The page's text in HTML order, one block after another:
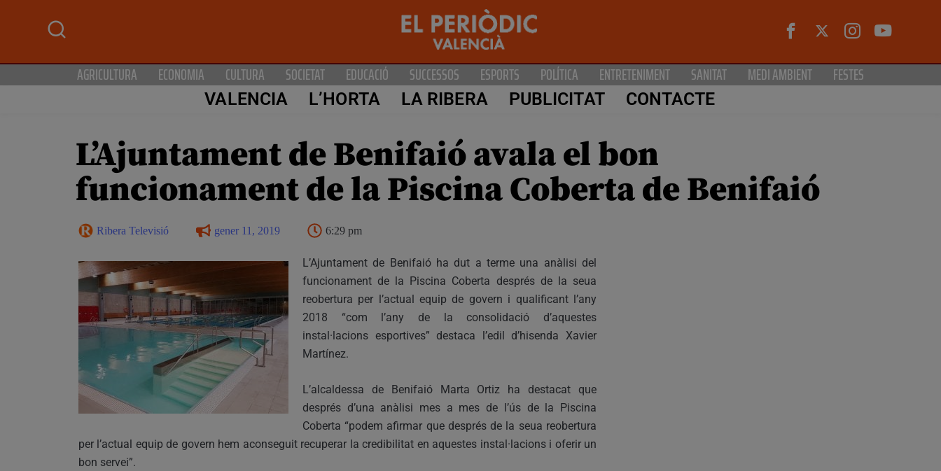
AGRICULTURA ECONOMIA CULTURA SOCIETAT EDUCACIÓ SUCCESSOS ESPORTS POLÍTICA ENTRETENIMENT SANITAT MEDI AMBIENT FESTES
VALENCIA L’HORTA LA RIBERA PUBLICITAT CONTACTE
L’Ajuntament de Benifaió avala el bon
funcionament de la Piscina Coberta de Benifaió
Ribera Televisió gener 11, 2019 6:29 pm
L’Ajuntament de Benifaió ha dut a terme una anàlisi del
funcionament de la Piscina Coberta després de la seua
reobertura per l’actual equip de govern i qualificant l’any
2018 “com l’any de la consolidació d’aquestes
instal·lacions esportives” destaca l’edil d’hisenda Xavier
Martínez.
L’alcaldessa de Benifaió Marta Ortiz ha destacat que
després d’una anàlisi mes a mes de l’ús de la Piscina
Coberta “podem afirmar que després de la seua reobertura
per l’actual equip de govern hem aconseguit recuperar la credibilitat en aquestes instal·lacions i oferir un
bon servei”.